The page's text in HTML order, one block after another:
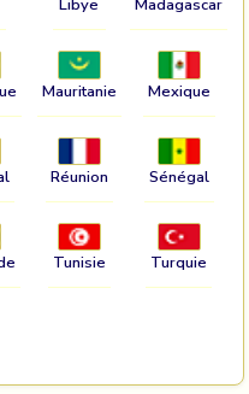
Libye Madagascar
Mauritanie Mexique
Réunion Sénégal
Tunisie Turquie